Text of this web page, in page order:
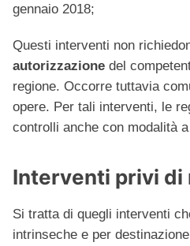
gennaio 2018;
Questi interventi non
autorizzazione del
regione. Occorre tuttavia
opere. Per tali interventi, le
controlli anche con modalità
Interventi privi di
Si tratta di quegli interventi
intrinseche e per